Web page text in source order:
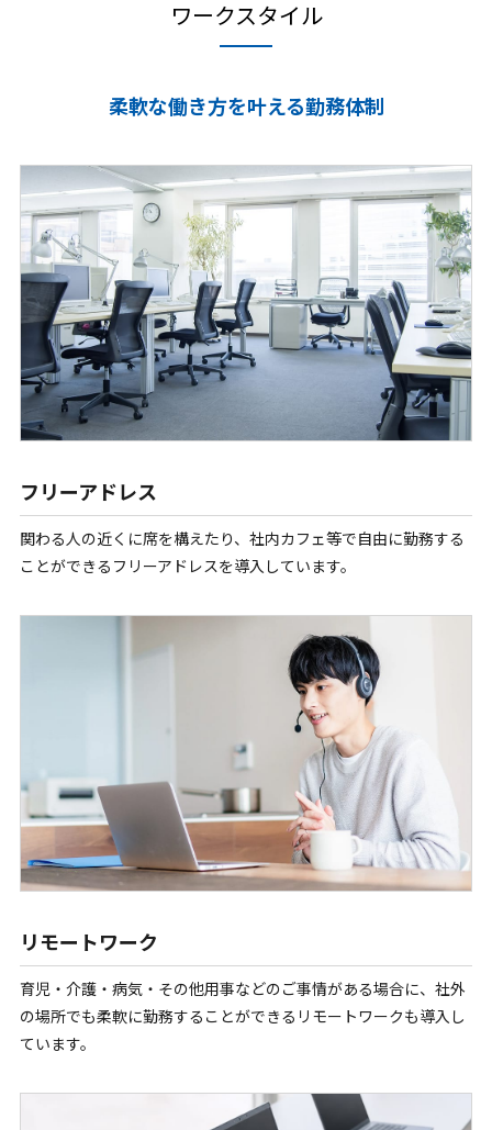
ワークスタイル
柔軟な働き方を叶える勤務体制
フリーアドレス
関わる人の近くに席を構えたり、社内カフェ等で自由に勤務する
ことができるフリーアドレスを導入しています。
リモートワーク
育児・介護・病気・その他用事などのご事情がある場合に、社外
の場所でも柔軟に勤務することができるリモートワークも導入し
ています。